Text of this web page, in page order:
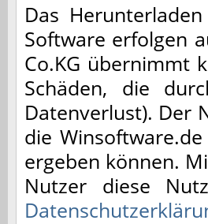
Das
Software erfolgen
Co.KG übernimmt
Schäden, die
Datenverlust). Der
die
ergeben können.
Nutzer diese